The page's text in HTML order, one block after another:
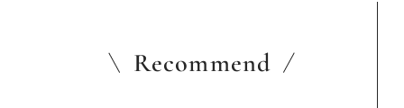
Recommend